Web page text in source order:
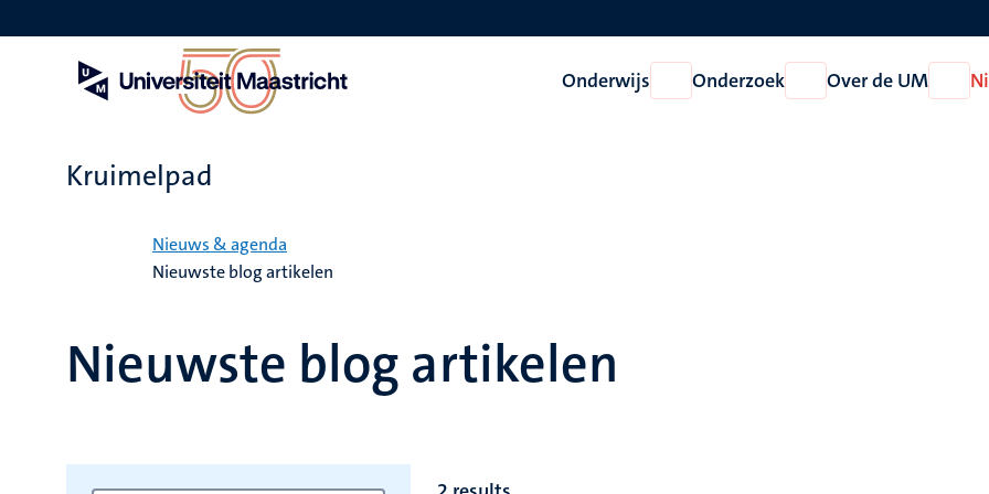
en
Onderwijs
Open
Onderwijs
Onderzoek
Open
Onderzoek
Over de UM
Open
Over
Kruimelpad
Nieuws & agenda
Nieuwste blog artikelen
Nieuwste blog artikelen